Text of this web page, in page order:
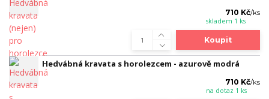
710 Kč/ks
skladem 1 ks
Koupit
Hedvábná kravata s horolezcem - azurově modrá
710 Kč/ks
na dotaz 1 ks